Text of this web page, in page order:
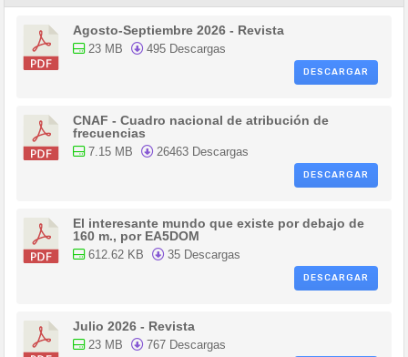
Agosto-Septiembre 2026 - Revista
23 MB
495 Descargas
DESCARGAR
CNAF - Cuadro nacional de atribución de
frecuencias
7.15 MB
26463 Descargas
DESCARGAR
El interesante mundo que existe por debajo de
160 m., por EA5DOM
612.62 KB
35 Descargas
DESCARGAR
Julio 2026 - Revista
23 MB
767 Descargas